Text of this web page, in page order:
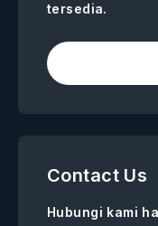
tersedia.
Contact Us
Hubungi kami